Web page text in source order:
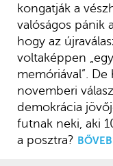
kongatják a
valóságos pánik
hogy az
voltaképpen
memóriával”.
novemberi
demokrácia
futnak neki, aki
a posztra?